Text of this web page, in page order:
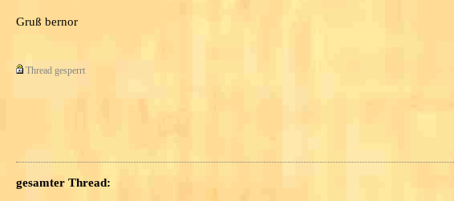
Gruß bernor
Thread gesperrt
gesamter Thread: